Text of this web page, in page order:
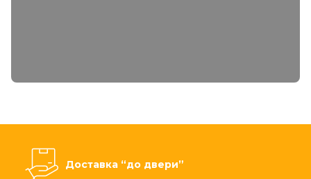
Доставка “до двери”